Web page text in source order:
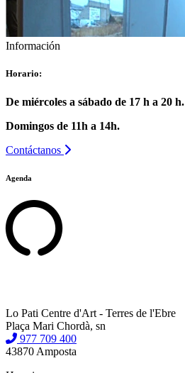
Información
Horario:
De miércoles a sábado de 17 h a 20 h.
Domingos de 11h a 14h.
Contáctanos
Agenda
Lo Pati Centre d'Art - Terres de l'Ebre
Plaça Mari Chordà, sn
977 709 400
43870 Amposta